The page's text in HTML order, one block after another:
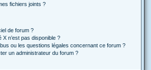
fichiers joints ?
de forum ?
X n’est pas disponible ?
ou les questions légales concernant ce forum ?
un administrateur du forum ?